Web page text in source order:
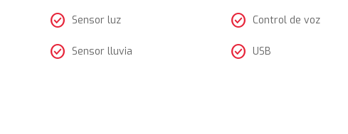
check_circle Sensor luz
check_circle Sensor lluvia
check_circle Control de voz
check_circle USB